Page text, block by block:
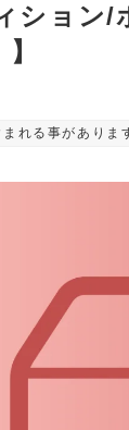
ション/
れる事がありま